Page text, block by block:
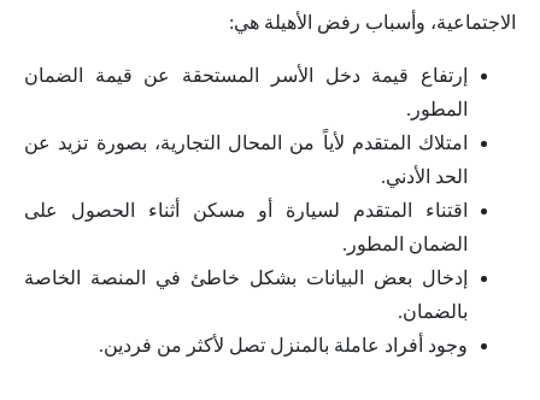
الاجتماعية، وأسباب رفض الأهيلة هي:
إرتفاع قيمة دخل الأسر المستحقة عن قيمة الضمان
المطور.
امتلاك المتقدم لأياً من المحال التجارية، بصورة تزيد عن
الحد الأدني.
اقتناء المتقدم لسيارة أو مسكن أثناء الحصول على
الضمان المطور.
إدخال بعض البيانات بشكل خاطئ في المنصة الخاصة
بالضمان.
وجود أفراد عاملة بالمنزل تصل لأكثر من فردين.